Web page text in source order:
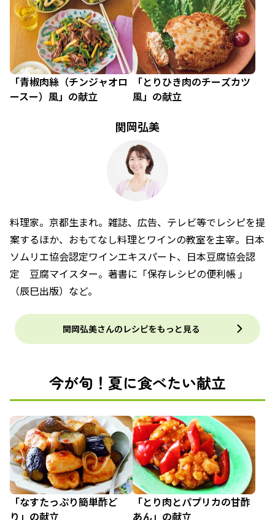
「青椒肉絲（チンジャオロ
ースー）風」の献立
「とりひき肉のチーズカツ
風」の献立
関岡弘美
料理家。京都生まれ。雑誌、広告、テレビ等でレシピを提
案するほか、おもてなし料理とワインの教室を主宰。日本
ソムリエ協会認定ワインエキスパート、日本豆腐協会認
定 豆腐マイスター。著書に「保存レシピの便利帳 」
（辰巳出版）など。
関岡弘美さんのレシピをもっと見る
今が旬！夏に食べたい献立
「なすたっぷり簡単酢ど
り」の献立
「とり肉とパプリカの甘酢
あん」の献立